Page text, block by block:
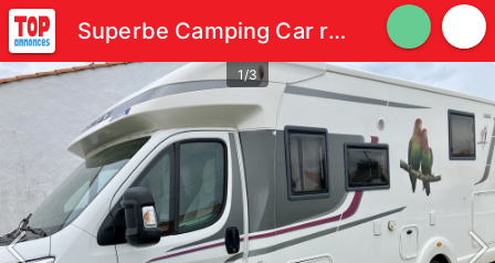
Superbe Camping Car rapido f686 prêt à partir
1/3